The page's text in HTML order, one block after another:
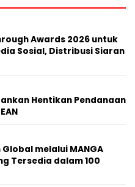
Awards 2026 untuk
Sosial, Distribusi Siaran
Hentikan Pendanaan
melalui MANGA
Tersedia dalam 100